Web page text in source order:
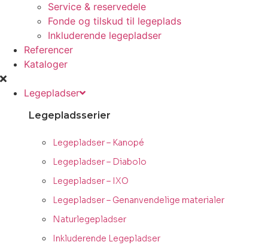
Service & reservedele
Fonde og tilskud til legeplads
Inkluderende legepladser
Referencer
Kataloger
Legepladser
Legepladsserier
Legepladser – Kanopé
Legepladser – Diabolo
Legepladser – IXO
Legepladser – Genanvendelige materialer
Naturlegepladser
Inkluderende Legepladser